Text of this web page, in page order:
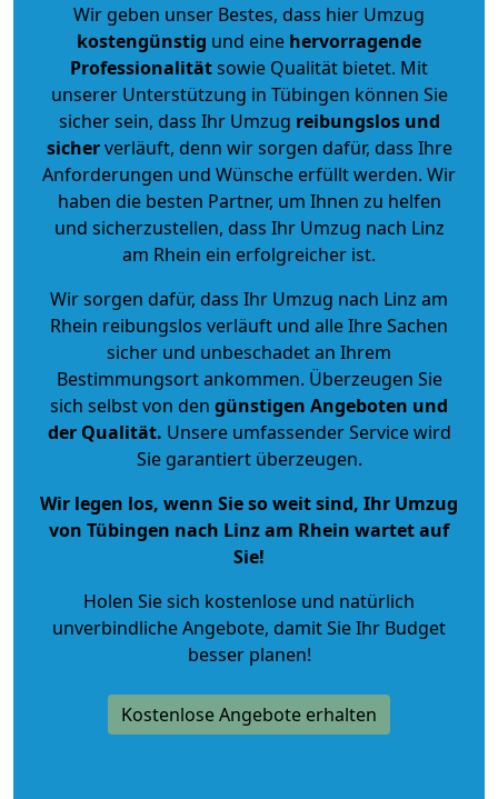
Wir geben unser Bestes, dass hier Umzug
kostengünstig und eine hervorragende
Professionalitätsowie Qualität bietet. Mit
unserer Unterstützung in Tübingen können Sie
sicher sein, dass Ihr Umzug reibungslos und
sicherverläuft, denn wir sorgen dafür, dass Ihre
Anforderungen und Wünsche erfüllt werden. Wir
haben die besten Partner, um Ihnen zu helfen
und sicherzustellen, dass Ihr Umzug nach Linz
am Rhein ein erfolgreicher ist.
Wir sorgen dafür, dass Ihr Umzug nach Linz am
Rhein reibungslos verläuft und alle Ihre Sachen
sicher und unbeschadet an Ihrem
Bestimmungsort ankommen. Überzeugen Sie
sich selbst von den günstigen Angeboten und
der Qualität. Unsere umfassender Service wird
Sie garantiert überzeugen.
Wir legen los, wenn Sie so weit sind, Ihr Umzug
von Tübingen nach Linz am Rhein wartet auf
Sie!
Holen Sie sich kostenlose und natürlich
unverbindliche Angebote, damit Sie Ihr Budget
besser planen!
Kostenlose Angebote erhalten